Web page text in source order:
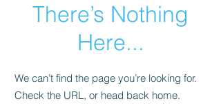
There’s Nothing
Here...
We can’t find the page you’re looking for.
Check the URL, or head back home.